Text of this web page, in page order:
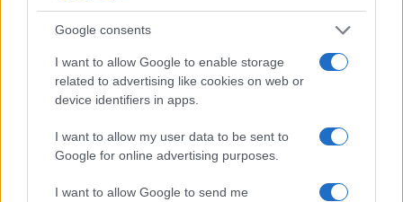
Google consents
I want to allow Google to enable storage
related to advertising like cookies on web or
device identifiers in apps.
I want to allow my user data to be sent to
Google for online advertising purposes.
I want to allow Google to send me